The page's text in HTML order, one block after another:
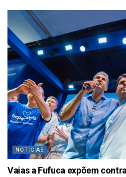
NOTÍCIAS
Vaias a Fufuca expõem